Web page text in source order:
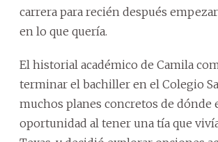
carrera para recién después
en lo que quería.
El historial académico de Camila
terminar el bachiller en el Colegio
muchos planes concretos de dónde
oportunidad al tener una tía que